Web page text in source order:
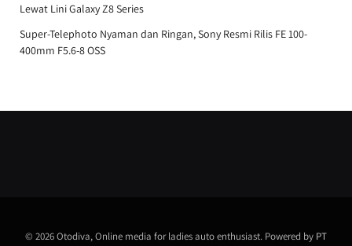
Lewat Lini Galaxy Z8 Series
Super-Telephoto Nyaman dan Ringan, Sony Resmi Rilis FE 100-
400mm F5.6-8 OSS
© 2026 Otodiva, Online media for ladies auto enthusiast. Powered by PT